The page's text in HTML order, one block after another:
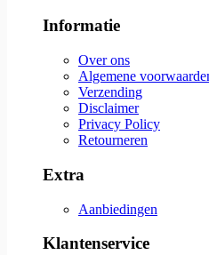
Informatie
Over ons
Algemene
Verzending
Disclaimer
Privacy Policy
Retourneren
Extra
Aanbiedingen
Klantenservice